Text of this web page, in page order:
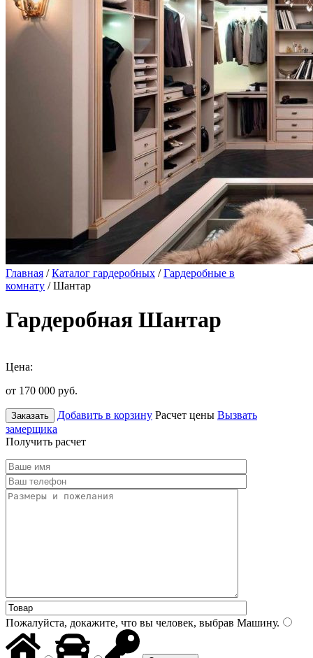
Главная /Каталог гардеробных /Гардеробные в
комнату / Шантар
Гардеробная Шантар
Цена:
от 170 000 руб.
Заказать Добавить в корзину Расчет цены Вызвать
замерщика
Получить расчет
Пожалуйста, докажите, что вы человек, выбрав Машину.